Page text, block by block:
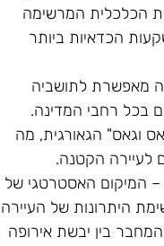
הכלכלית המרשימה
הכדאיות ביותר
מאפשרת לתושביה
בכל רחבי המדינה.
וגאס" הגאורגית, מה
לעיירה הקטנה.
המיקום האסטרטגי של
היתרונות של העיירה
בין יבשת אירופה